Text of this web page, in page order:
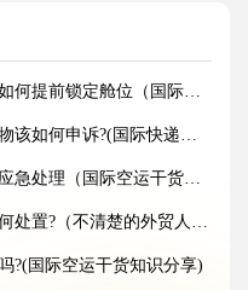
舱位（国际海运干货知识分享）
诉?(国际快递干货知识分享)
（国际空运干货知识分享）
?（不清楚的外贸人看过来）
?(国际空运干货知识分享)